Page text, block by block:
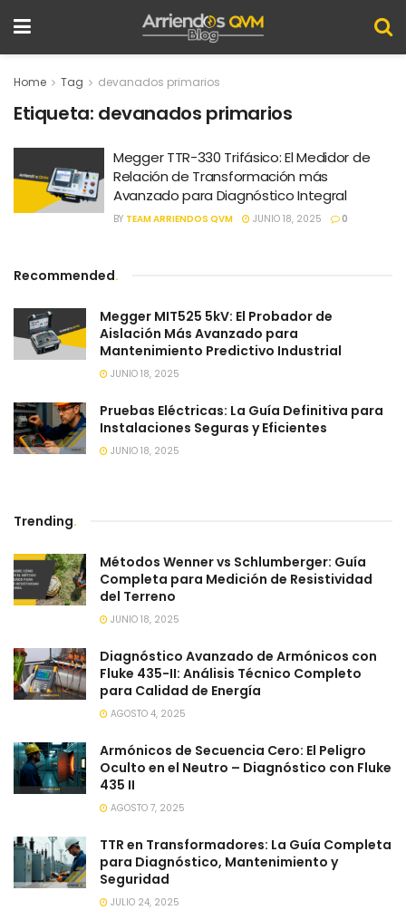
Home Tag devanados primarios
Etiqueta: devanados primarios
Megger TTR-330 Trifásico: El Medidor de
Relación de Transformación más
Avanzado para Diagnóstico Integral
BY TEAM ARRIENDOS QVM JUNIO 18, 2025 0
Recommended.
Megger MIT525 5kV: El Probador de
Aislación Más Avanzado para
Mantenimiento Predictivo Industrial
JUNIO 18, 2025
Pruebas Eléctricas: La Guía Definitiva para
Instalaciones Seguras y Eficientes
JUNIO 18, 2025
Trending.
Métodos Wenner vs Schlumberger: Guía
Completa para Medición de Resistividad
del Terreno
JUNIO 18, 2025
Diagnóstico Avanzado de Armónicos con
Fluke 435-II: Análisis Técnico Completo
para Calidad de Energía
AGOSTO 4, 2025
Armónicos de Secuencia Cero: El Peligro
Oculto en el Neutro – Diagnóstico con Fluke
435 II
AGOSTO 7, 2025
TTR en Transformadores: La Guía Completa
para Diagnóstico, Mantenimiento y
Seguridad
JULIO 24, 2025